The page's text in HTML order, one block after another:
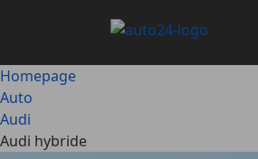
Homepage
Auto
Audi
Audi hybride